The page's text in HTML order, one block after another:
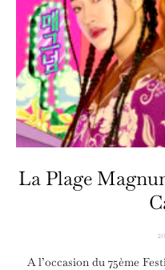
La Plage
A l’occasion du 75ème